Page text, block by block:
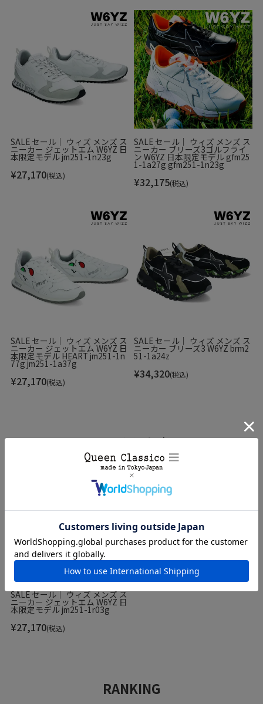
日本限定の「WALKモデル」は、遊び心あふれるデザインと
快適な履き心地を両立した一足。
フェイクレザーの滑らかな質感と約4cmのヒール高インソー
ルが脚を美しく支えます。
SALE セール｜ ウィズ メンズ ス
ニーカー ジェットエム W6YZ 日
本限定モデル jm251-1n23g
¥27,170(税込)
SALE セール｜ ウィズ メンズ ス
ニーカー ブリーズ3ゴルフライ
ン W6YZ 日本限定モデル gfm25
1-1a27g gfm251-1n23g
¥32,175(税込)
SALE セール｜ ウィズ メンズ ス
ニーカー ジェットエム W6YZ 日
本限定モデル HEART jm251-1n
77g jm251-1a37g
¥27,170(税込)
SALE セール｜ ウィズ メンズ ス
ニーカー ブリーズ3 W6YZ brm2
51-1a24z
¥34,320(税込)
チェックした商品
SALE セール｜ ウィズ メンズ ス
ニーカー ジェットエム W6YZ 日
本限定モデル jm251-1r03g
¥27,170(税込)
RANKING